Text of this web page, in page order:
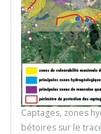
Captages, zones
bétoires sur le